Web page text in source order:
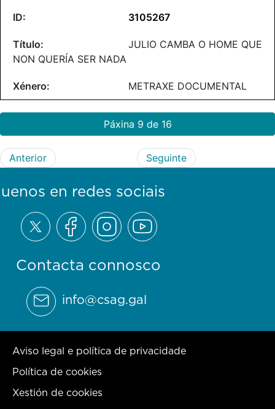
3105267
JULIO CAMBA O HOME QUE
NON QUERÍA SER NADA
METRAXE DOCUMENTAL
Páxina 9 de 16
Anterior Seguinte
Contacta connosco
info@csag.gal
en redes sociais
Aviso legal e política de privacidade
Política de cookies
Xestión de cookies